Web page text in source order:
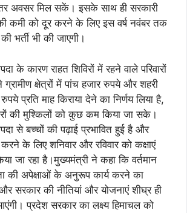
अवसर मिल सकें। इसके साथ ही सरकारी
कमी को दूर करने के लिए इस वर्ष नवंबर तक
भर्ती भी की जाएगी।
के कारण राहत शिविरों में रहने वाले परिवारों
क्षेत्रों में पांच हजार रुपये और शहरी
प्रति माह किराया देने का निर्णय लिया है,
की मुश्किलों को कुछ कम किया जा सके।
से बच्चों की पढ़ाई प्रभावित हुई है और
के लिए शनिवार और रविवार को कक्षाएं
जा रहा है।मुख्यमंत्री ने कहा कि वर्तमान
की अपेक्षाओं के अनुरूप कार्य करने का
सरकार की नीतियां और योजनाएं शीघ्र ही
प्रदेश सरकार का लक्ष्य हिमाचल को